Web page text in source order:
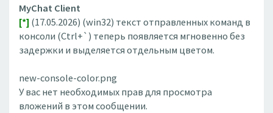
MyChat Client
[*] (17.05.2026) (win32) текст отправленных команд в
консоли (Ctrl+`) теперь появляется мгновенно без
задержки и выделяется отдельным цветом.
new-console-color.png
У вас нет необходимых прав для просмотра
вложений в этом сообщении.